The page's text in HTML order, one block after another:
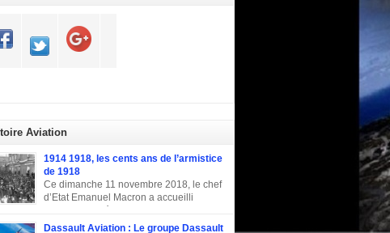
Aviation
1914 1918, les cents ans de l’armistice
de 1918
Ce dimanche 11 novembre 2018, le chef
d’Etat Emanuel Macron a accueilli
du centenaire de l’armistice de la
Dassault Aviation : Le groupe Dassault